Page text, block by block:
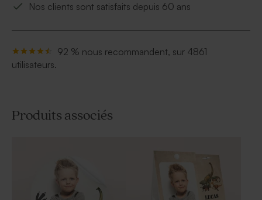
Nos clients sont satisfaits depuis 60 ans
92 % nous recommandent, sur 4861
utilisateurs.
Produits associés